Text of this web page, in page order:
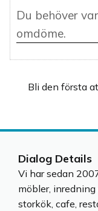
Bli den första
Dialog Details
Vi har sedan
möbler,
storkök, cafe,